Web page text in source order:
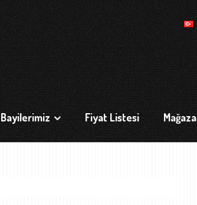
Bayilerimiz Fiyat Listesi Mağaza